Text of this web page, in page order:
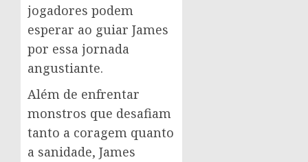
jogadores podem
esperar ao guiar James
por essa jornada
angustiante.
Além de enfrentar
monstros que desafiam
tanto a coragem quanto
a sanidade, James